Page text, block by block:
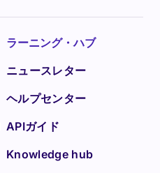
ラーニング・ハブ
ニュースレター
ヘルプセンター
APIガイド
Knowledge hub